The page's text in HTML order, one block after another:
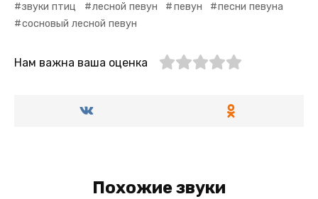
звуки птиц лесной певун певун
песни певуна
сосновый лесной певун
Нам важна ваша оценка
Похожие звуки